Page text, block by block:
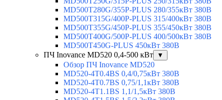
MD500T280G/355P-PLUS 280/355кВт 380В
MD500T315G/400P-PLUS 315/400кВт 380В
MD500T355G/450P-PLUS 355/450кВт 380В
MD500T400G/500P-PLUS 400/500кВт 380В
MD500T450G-PLUS 450кВт 380В
ПЧ Inovance MD520 0,4-500 кВт
▼
Обзор ПЧ Inovance MD520
MD520-4T0.4BS 0,4/0,75кВт 380В
MD520-4T0.7BS 0,75/1,1кВт 380В
MD520-4T1.1BS 1,1/1,5кВт 380В